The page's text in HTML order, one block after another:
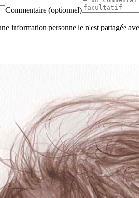
Commentaire (optionnel)
information personnelle n'est partagée